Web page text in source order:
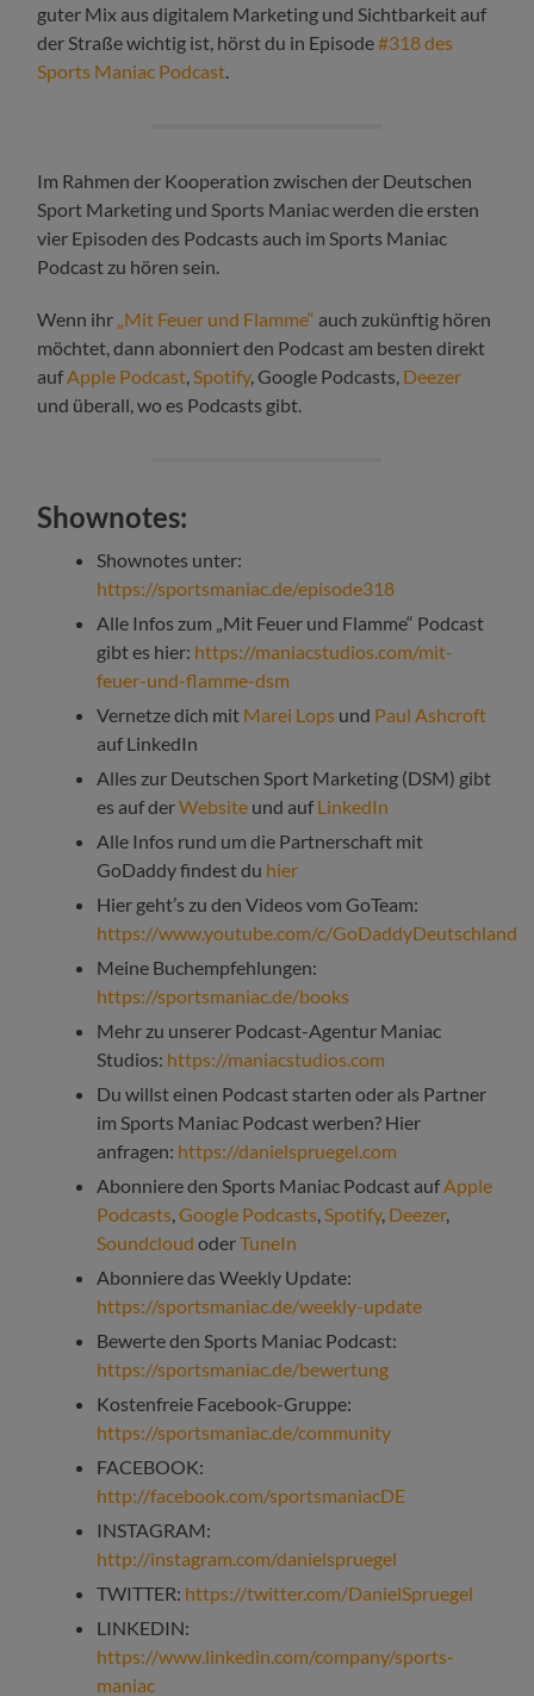
guter Mix aus digitalem Marketing und Sichtbarkeit auf
der Straße wichtig ist, hörst du in Episode#318 des
Sports Maniac Podcast
Im Rahmen der Kooperation zwischen der Deutschen
Sport Marketing und Sports Maniac werden die ersten
vier Episoden des Podcasts auch im Sports Maniac
Podcast zu hören sein.
Wenn ihr „Mit Feuer und Flamme“ auch zukünftig hören
möchtet, dann abonniert den Podcast am besten direkt
auf Apple Podcast Spotify, Google Podcasts, Deezer
und überall, wo es Podcasts gibt.
Shownotes:
Shownotes unter:
https://sportsmaniac.de/episode318
Alle Infos zum „Mit Feuer und Flamme“ Podcast
gibt es hier: https://maniacstudios.com/mit-
feuer-und-flamme-dsm
Vernetze dich mit Marei Lops und Paul Ashcroft
auf LinkedIn
Alles zur Deutschen Sport Marketing (DSM) gibt
es auf derWebsite und auf LinkedIn
Alle Infos rund um die Partnerschaft mit
GoDaddy findest du hier
Hier geht’s zu den Videos vom GoTeam:
https://www.youtube.com/c/GoDaddyDeutschland
Meine Buchempfehlungen:
https://sportsmaniac.de/books
Mehr zu unserer Podcast-Agentur Maniac
Studios: https://maniacstudios.com
Du willst einen Podcast starten oder als Partner
im Sports Maniac Podcast werben? Hier
anfragen: https://danielspruegel.com
Abonniere den Sports Maniac Podcast auf Apple
Podcasts ,Google Podcasts Spotify, Deezer,
Soundcloud oderTuneIn
Abonniere das Weekly Update:
https://sportsmaniac.de/weekly-update
Bewerte den Sports Maniac Podcast:
https://sportsmaniac.de/bewertung
Kostenfreie Facebook-Gruppe:
https://sportsmaniac.de/community
FACEBOOK:
http://facebook.com/sportsmaniacDE
INSTAGRAM:
http://instagram.com/danielspruegel
TWITTER: https://twitter.com/DanielSpruegel
LINKEDIN:
https://www.linkedin.com/company/sports-
maniac